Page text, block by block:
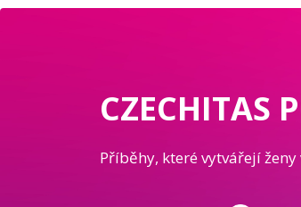
CZECHITAS
Příběhy, které vytvářejí